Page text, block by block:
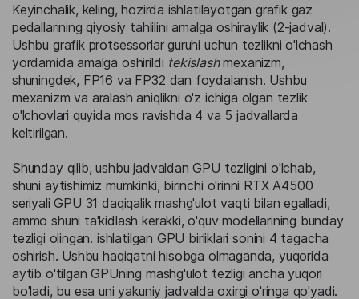
Keyinchalik, keling, hozirda ishlatilayotgan grafik gaz
pedallarining qiyosiy tahlilini amalga oshiraylik (2-jadval).
Ushbu grafik protsessorlar guruhi uchun tezlikni o'lchash
yordamida amalga oshirildi tekislashmexanizm,
shuningdek, FP16 va FP32 dan foydalanish. Ushbu
mexanizm va aralash aniqlikni o'z ichiga olgan tezlik
o'lchovlari quyida mos ravishda 4 va 5 jadvallarda
keltirilgan.
Shunday qilib, ushbu jadvaldan GPU tezligini o'lchab,
shuni aytishimiz mumkinki, birinchi o'rinni RTX A4500
seriyali GPU 31 daqiqalik mashg'ulot vaqti bilan egalladi,
ammo shuni ta'kidlash kerakki, o'quv modellarining bunday
tezligi olingan. ishlatilgan GPU birliklari sonini 4 tagacha
oshirish. Ushbu haqiqatni hisobga olmaganda, yuqorida
aytib o'tilgan GPUning mashg'ulot tezligi ancha yuqori
bo'ladi, bu esa uni yakuniy jadvalda oxirgi o'ringa qo'yadi.